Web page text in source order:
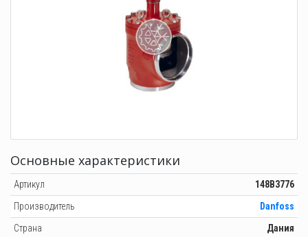
Основные характеристики
Артикул
148B3776
Производитель
Danfoss
Страна
Дания